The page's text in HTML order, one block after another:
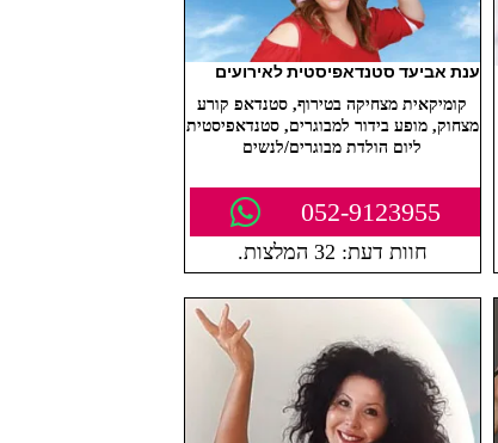
ענת אביעד סטנדאפיסטית לאירועים
קומיקאית מצחיקה בטירוף, סטנדאפ קורע
מצחוק, מופע בידור למבוגרים, סטנדאפיסטית
ליום הולדת מבוגרים/לנשים
052-9123955
חוות דעת: 32 המלצות.